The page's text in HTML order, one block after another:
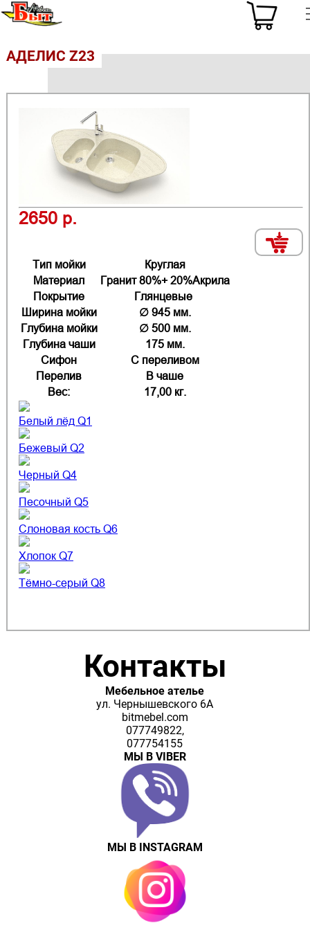
АДЕЛИС Z23
2650 р.
Тип мойки
Круглая
Материал
Гранит 80%+ 20%Акрила
Покрытие
Глянцевые
Ширина мойки
∅ 945 мм.
Глубина мойки
∅ 500 мм.
Глубина чаши
175 мм.
Cифон
С переливом
Перелив
В чаше
Вес:
17,00 кг.
Белый лёд Q1
Бежевый Q2
Черный Q4
Песочный Q5
Слоновая кость Q6
Хлопок Q7
Тёмно-серый Q8
Контакты
Мебельное ателье
ул. Чернышевского 6А
bitmebel.com
077749822,
077754155
МЫ В VIBER
МЫ В INSTAGRAM